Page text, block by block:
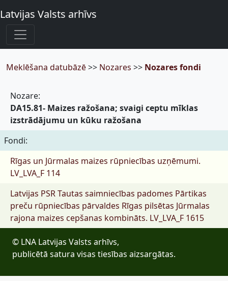
Latvijas Valsts arhīvs
Meklēšana datubāzē>> Nozares >> Nozares fondi
Nozare:
DA15.81- Maizes ražošana; svaigi ceptu mīklas
izstrādājumu un kūku ražošana
Fondi:
Rīgas un Jūrmalas maizes rūpniecības uzņēmumi.
LV_LVA_F 114
Latvijas PSR Tautas saimniecības padomes Pārtikas
preču rūpniecības pārvaldes Rīgas pilsētas Jūrmalas
rajona maizes cepšanas kombināts. LV_LVA_F 1615
© LNA Latvijas Valsts arhīvs,
publicētā satura visas tiesības aizsargātas.